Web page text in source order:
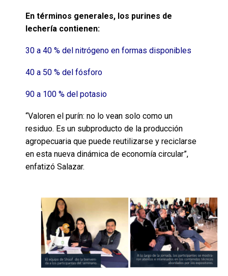
En términos generales, los purines de
lechería contienen:
30 a 40 % del nitrógeno en formas disponibles
40 a 50 % del fósforo
90 a 100 % del potasio
“Valoren el purín: no lo vean solo como un
residuo. Es un subproducto de la producción
agropecuaria que puede reutilizarse y reciclarse
en esta nueva dinámica de economía circular”,
enfatizó Salazar.